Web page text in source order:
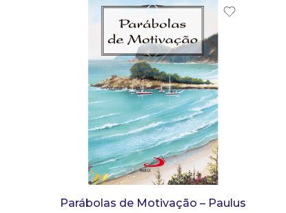
Parábolas de Motivação – Paulus